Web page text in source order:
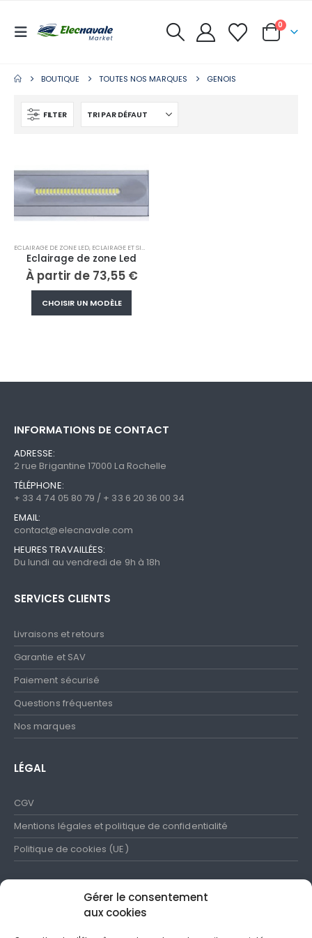
Gérer le consentement
aux cookies
0
BOUTIQUE TOUTES NOS MARQUES GENOIS
FILTER
ECLAIRAGE DE ZONE LED, ECLAIRAGE ET SIGNALISATION
Eclairage de zone Led
À partir de 73,55 €
CHOISIR UN MODÈLE
choisies
la
du
INFORMATIONS DE CONTACT
ADRESSE:
2 rue Brigantine 17000 La Rochelle
TÉLÉPHONE:
+ 33 4 74 05 80 79 / + 33 6 20 36 00 34
EMAIL:
contact@elecnavale.com
HEURES TRAVAILLÉES:
Du lundi au vendredi de 9h à 18h
SERVICES CLIENTS
Livraisons et retours
Garantie et SAV
Paiement sécurisé
Questions fréquentes
Nos marques
LÉGAL
CGV
Mentions légales et politique de confidentialité
Politique de cookies (UE)